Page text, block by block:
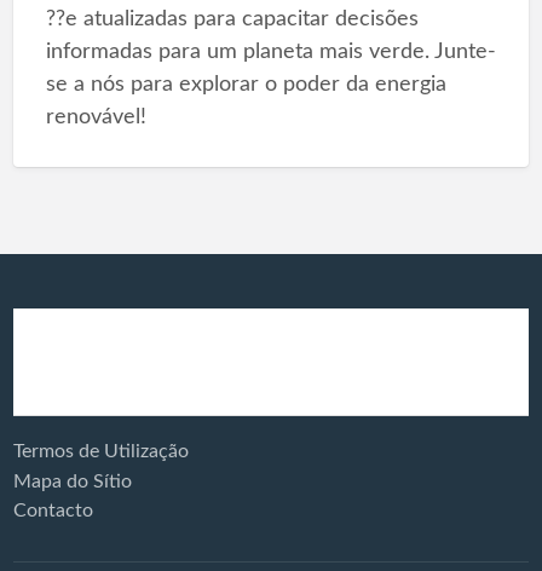
??e atualizadas para capacitar decisões
informadas para um planeta mais verde. Junte-
se a nós para explorar o poder da energia
renovável!
Termos de Utilização
Mapa do Sítio
Contacto